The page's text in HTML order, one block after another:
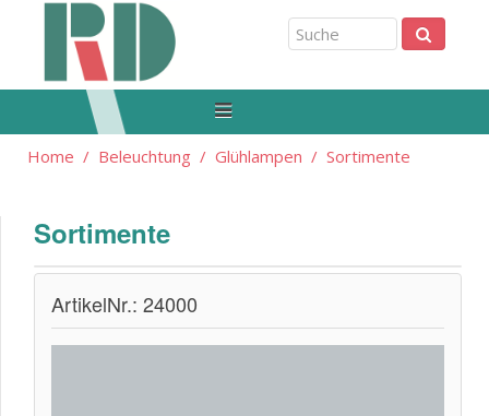
Home Beleuchtung Glühlampen Sortimente
Sortimente
ArtikelNr.: 24000